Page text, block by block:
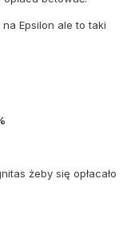
Epsilon ale to taki
żeby się opłacało